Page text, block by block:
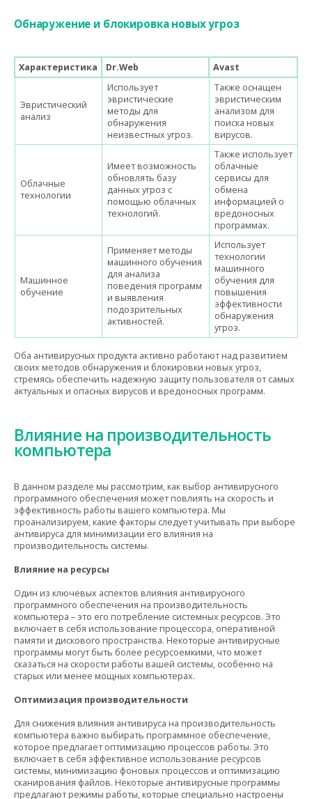
Обнаружение и блокировка новых угроз
Характеристика Dr.Web Avast
Эвристический
анализ
Использует
эвристические
методы для
обнаружения
неизвестных угроз.
Также оснащен
эвристическим
анализом для
поиска новых
вирусов.
Облачные
технологии
Имеет возможность
обновлять базу
данных угроз с
помощью облачных
технологий.
Также использует
облачные
сервисы для
обмена
информацией о
вредоносных
программах.
Машинное
обучение
Применяет методы
машинного обучения
для анализа
поведения программ
и выявления
подозрительных
активностей.
Использует
технологии
машинного
обучения для
повышения
эффективности
обнаружения
угроз.
Оба антивирусных продукта активно работают над развитием
своих методов обнаружения и блокировки новых угроз,
стремясь обеспечить надежную защиту пользователя от самых
актуальных и опасных вирусов и вредоносных программ.
Влияние на производительность
компьютера
В данном разделе мы рассмотрим, как выбор антивирусного
программного обеспечения может повлиять на скорость и
эффективность работы вашего компьютера. Мы
проанализируем, какие факторы следует учитывать при выборе
антивируса для минимизации его влияния на
производительность системы.
Влияние на ресурсы
Один из ключевых аспектов влияния антивирусного
программного обеспечения на производительность
компьютера – это его потребление системных ресурсов. Это
включает в себя использование процессора, оперативной
памяти и дискового пространства. Некоторые антивирусные
программы могут быть более ресурсоемкими, что может
сказаться на скорости работы вашей системы, особенно на
старых или менее мощных компьютерах.
Оптимизация производительности
Для снижения влияния антивируса на производительность
компьютера важно выбирать программное обеспечение,
которое предлагает оптимизацию процессов работы. Это
включает в себя эффективное использование ресурсов
системы, минимизацию фоновых процессов и оптимизацию
сканирования файлов. Некоторые антивирусные программы
предлагают режимы работы, которые специально настроены